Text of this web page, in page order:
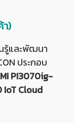
)
รู้และพัฒนา
ประกอบ
PI3070ig-
IoT Cloud